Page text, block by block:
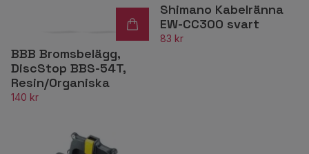
BBB Bromsbelägg,
DiscStop BBS-54T,
Resin/Organiska
140 kr
Shimano Kabelränna
EW-CC300 svart
83 kr